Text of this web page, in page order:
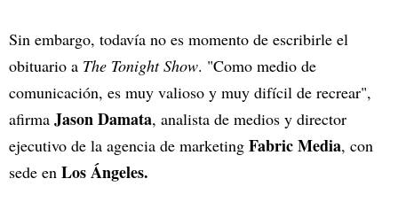
Sin embargo, todavía no es momento de escribirle el
obituario a The Tonight Show. "Como medio de
comunicación, es muy valioso y muy difícil de recrear",
afirma Jason Damata, analista de medios y director
ejecutivo de la agencia de marketing Fabric Media, con
sede en Los Ángeles.